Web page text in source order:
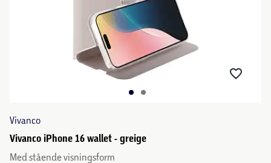
Vivanco
Vivanco iPhone 16 wallet - greige
Med stående visningsform